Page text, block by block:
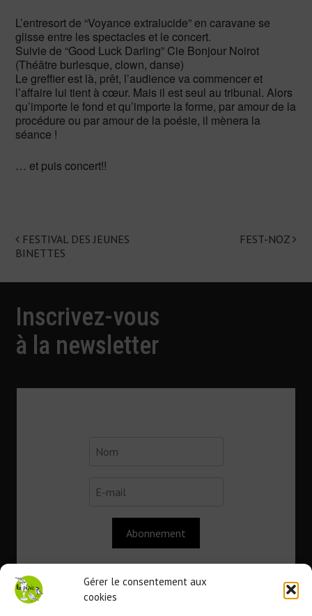
Gérer le consentement aux
cookies
L’entresort de “Voyance extralucide” en caravane se
glisse entre les spectacles et le concert.
Suivie de “Good Luck Darling” Cie Bonjour Noirot
(Théâtre burlesque, clown, danse)
Le greffier est là, prêt, l’audience va commencer et
l’affaire lui tient à cœur. Mais il est seul au tribunal. Alors
qu’importe le fond et qu’importe la forme, par amour de la
procédure ou par amour de la poésie, il mènera la
séance !
… et puis concert!!
Navigation
FESTIVAL DES JEUNES
BINETTES
FEST-NOZ
Inscrivez-vous
à la newsletter
Abonnement